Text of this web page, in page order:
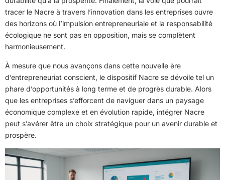
tracer le Nacre à travers l’innovation dans les entreprises ouvre
des horizons où l’impulsion entrepreneuriale et la responsabilité
écologique ne sont pas en opposition, mais se complètent
harmonieusement.
À mesure que nous avançons dans cette nouvelle ère
d’entrepreneuriat conscient, le dispositif Nacre se dévoile tel un
phare d’opportunités à long terme et de progrès durable. Alors
que les entreprises s’efforcent de naviguer dans un paysage
économique complexe et en évolution rapide, intégrer Nacre
peut s’avérer être un choix stratégique pour un avenir durable et
prospère.